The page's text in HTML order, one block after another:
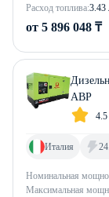
Расход топлива:3.43
от 5 896 048 ₸
АВР
4.5
Номинальная
Максимальная
Италия